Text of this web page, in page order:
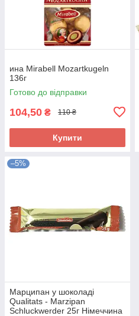
ина Mirabell Mozartkugeln
136г
Готово до відправки
104,50 ₴ 110 ₴
Купити
–5%
Марципан у шоколаді
Qualitats - Marzipan
Schluckwerder 25г Німеччина